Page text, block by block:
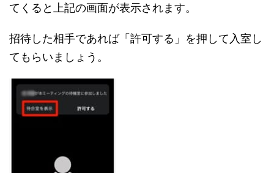
てくると上記の画面が表示されます。
招待した相手であれば「許可する」を押して入室し
てもらいましょう。